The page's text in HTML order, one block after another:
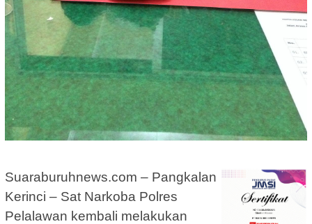
Suaraburuhnews.com – Pangkalan
Kerinci – Sat Narkoba Polres
Pelalawan kembali melakukan